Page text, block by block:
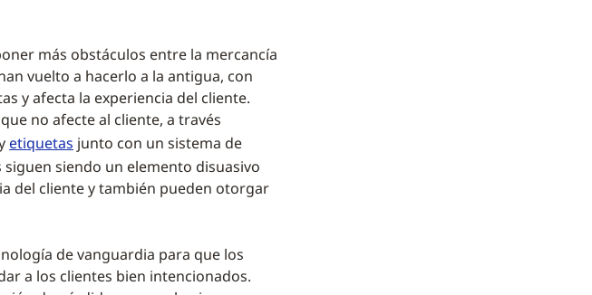
más obstáculos entre la mercancía
vuelto a hacerlo a la antigua, con
y afecta la experiencia del cliente.
no afecte al cliente, a través
etiquetas junto con un sistema de
siendo un elemento disuasivo
del cliente y también pueden otorgar
de vanguardia para que los
a los clientes bien intencionados.